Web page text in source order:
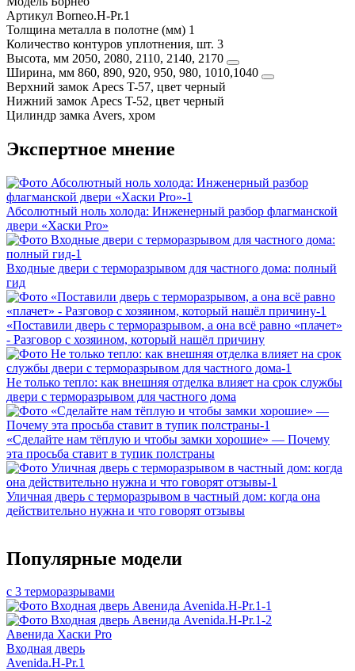
Артикул Borneo.H-Pr.1
Толщина металла в полотне (мм) 1
Количество контуров уплотнения, шт. 3
Высота, мм 2050, 2080, 2110, 2140, 2170
Ширина, мм 860, 890, 920, 950, 980, 1010,1040
Верхний замок Apecs T-57, цвет черный
Нижний замок Apecs T-52, цвет черный
Цилиндр замка Avers, хром
Экспертное мнение
Абсолютный ноль холода: Инженерный разбор флагманской
двери «Хаски Pro»
Входные двери с терморазрывом для частного дома: полный
гид
«Поставили дверь с терморазрывом, а она всё равно «плачет»
- Разговор с хозяином, который нашёл причину
Не только тепло: как внешняя отделка влияет на срок службы
двери с терморазрывом для частного дома
«Сделайте нам тёплую и чтобы замки хорошие» — Почему
эта просьба ставит в тупик полстраны
Уличная дверь с терморазрывом в частный дом: когда она
действительно нужна и что говорят отзывы
Популярные модели
с 3 терморазрывами
Авенида Хаски Pro
Входная дверь
Avenida.H-Pr.1